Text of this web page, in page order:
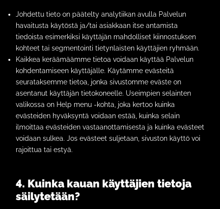
Johdettu tieto on päätelty analytiikan avulla Palvelun
havaitusta käytöstä ja/tai asiakkaan itse antamista
tiedoista esimerkiksi käyttäjän mahdolliset kiinnostuksen
kohteet tai segmentointi tietynlaisten käyttäjien ryhmään.
Kaikkea keräämäämme tietoa voidaan käyttää Palvelun
kohdentamiseen käyttäjälle. Käytämme evästeitä
seurataksemme tietoa, jonka sivustomme eväste on
asentanut käyttäjän tietokoneelle. Useimpien selainten
valikossa on Help menu -kohta, joka kertoo kuinka
evästeiden hyväksyntä voidaan estää, kuinka selain
ilmoittaa evästeiden vastaanottamisesta ja kuinka evästeet
voidaan sulkea. Jos evästeet suljetaan, sivuston käyttö voi
rajoittua tai estyä.
4. Kuinka kauan käyttäjien tietoja
säilytetään?